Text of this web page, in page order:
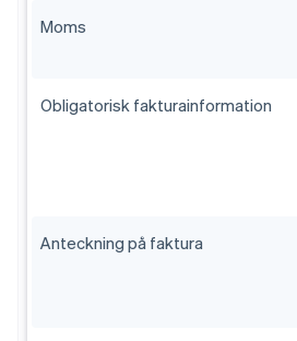
Moms
Obligatorisk fakturainformation
Anteckning på faktura